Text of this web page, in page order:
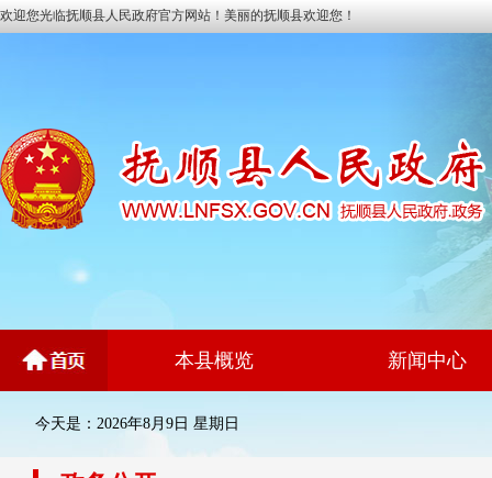
欢迎您光临抚顺县人民政府官方网站！美丽的抚顺县欢迎您！
本县概览 新闻中心
今天是：2026年8月9日 星期日